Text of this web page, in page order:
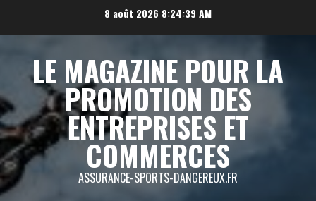
8 août 2026 8:24:40 AM
LE MAGAZINE POUR LA
PROMOTION DES
ENTREPRISES ET
COMMERCES
ASSURANCE-SPORTS-DANGEREUX.FR